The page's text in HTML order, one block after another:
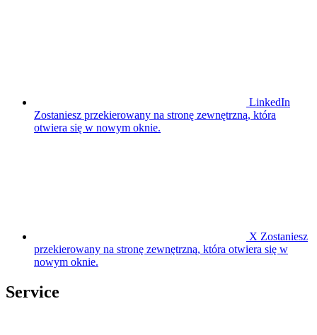
LinkedIn
Zostaniesz przekierowany na stronę zewnętrzną, która
otwiera się w nowym oknie.
X Zostaniesz
przekierowany na stronę zewnętrzną, która otwiera się w
nowym oknie.
Service